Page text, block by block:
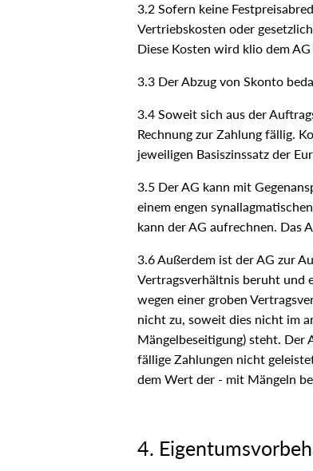
3.2 Sofern keine
Vertriebskosten oder
Diese Kosten wird klio dem
3.3 Der Abzug von Skonto
3.4 Soweit sich aus der
Rechnung zur Zahlung fällig.
jeweiligen Basiszinssatz der
3.5 Der AG kann mit
einem engen
kann der AG aufrechnen. Das
3.6 Außerdem ist der AG zur
Vertragsverhältnis beruht und
wegen einer groben
nicht zu, soweit dies nicht im
Mängelbeseitigung) steht. Der
fällige Zahlungen nicht
dem Wert der - mit Mängeln
4.